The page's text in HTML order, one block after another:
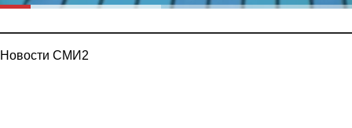
Новости СМИ2